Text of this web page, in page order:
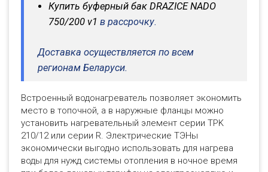
Купить буферный бак DRAZICE NADO
750/200 v1 в рассрочку.
Доставка осуществляется по всем
регионам Беларуси.
Встроенный водонагреватель позволяет экономить
место в топочной, а в наружные фланцы можно
установить нагревательный элемент серии TPK
210/12 или серии R. Электрические ТЭНы
экономически выгодно использовать для нагрева
воды для нужд системы отопления в ночное время